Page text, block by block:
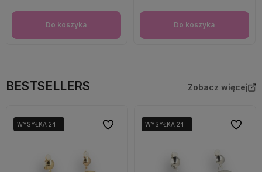
Do koszyka Do koszyka
BESTSELLERS Zobacz więcej
WYSYŁKA 24H Do ulubionychWYSYŁKA 24H Do